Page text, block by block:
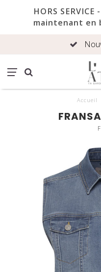
HORS
maintenant en
Accueil